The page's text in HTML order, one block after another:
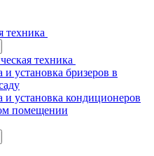
техника
техника
и установка бризеров в
и установка кондиционеров
помещении